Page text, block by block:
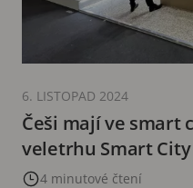
Češi mají ve smart
veletrhu Smart
integrace se čtyřmi
4 minutové čtení
6. LISTOPAD 2024